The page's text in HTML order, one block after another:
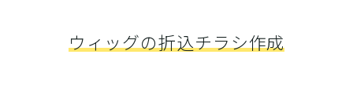
ウィッグの折込チラシ作成